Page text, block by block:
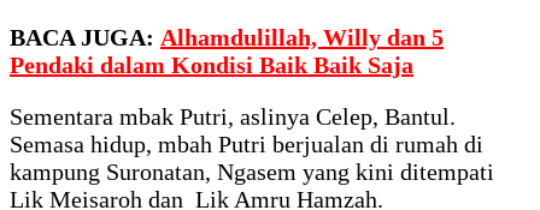
BACA JUGA: Alhamdulillah, Willy dan 5
Pendaki dalam Kondisi Baik Baik Saja
Sementara mbak Putri, aslinya Celep, Bantul.
Semasa hidup, mbah Putri berjualan di rumah di
kampung Suronatan, Ngasem yang kini ditempati
Lik Meisaroh dan Lik Amru Hamzah.